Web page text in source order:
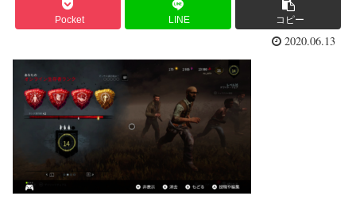
Pocket LINE コピー
2020.06.13